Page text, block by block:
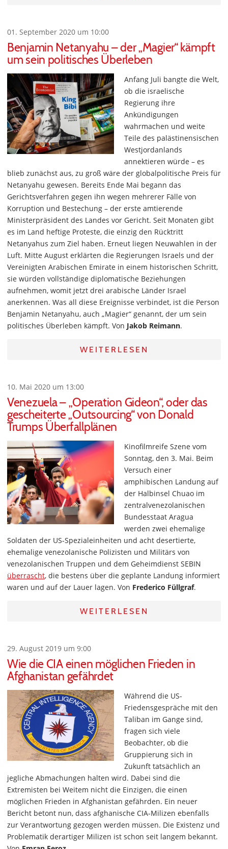
01. September 2020 um 10:00
Benjamin Netanyahu – der „Magier“ kämpft
um sein politisches Überleben
Anfang Juli bangte die Welt,
ob die israelische
Regierung ihre
Ankündigungen
wahrmachen und weite
Teile des palästinensischen
Westjordanlands
annektieren würde – es
blieb zunächst aus, zu groß wäre der globalpolitische Preis für
Netanyahu gewesen. Bereits Ende Mai begann das
Gerichtsverfahren gegen ihn wegen mehrerer Fälle von
Korruption und Bestechung – der erste amtierende
Ministerpräsident des Landes vor Gericht. Seit Monaten gibt
es im Land heftige Proteste, die einzig den Rücktritt
Netanyahus zum Ziel haben. Erneut liegen Neuwahlen in der
Luft. Mitte August erklärten die Regierungen Israels und der
Vereinigten Arabischen Emirate in einem historischen Schritt,
sie würden vollständige diplomatische Beziehungen
aufnehmen, womit jetzt drei arabische Länder Israel
anerkennen. Was all diese Ereignisse verbindet, ist die Person
Benjamin Netanyahu, auch „Magier“ genannt, der um sein
politisches Überleben kämpft. Von Jakob Reimann.
WEITERLESEN
10. Mai 2020 um 13:00
Venezuela – „Operation Gideon“, oder das
gescheiterte „Outsourcing“ von Donald
Trumps Überfallplänen
Kinofilmreife Szene vom
Sonntag, den 3. Mai. Beim
Versuch einer
amphibischen Landung auf
der Halbinsel Chuao im
zentralvenezolanischen
Bundesstaat Aragua
werden zwei ehemalige
Soldaten der US-Spezialeinheiten und acht desertierte,
ehemalige venezolanische Polizisten und Militärs von
venezolanischen Truppen und dem Geheimdienst SEBIN
überrascht, die bestens über die geplante Landung informiert
waren und auf der Lauer lagen. Von Frederico Füllgraf.
WEITERLESEN
29. August 2019 um 9:00
Wie die CIA einen möglichen Frieden in
Afghanistan gefährdet
Während die US-
Friedensgespräche mit den
Taliban im Gange sind,
fragen sich viele
Beobachter, ob die
Gruppierung sich in
Zukunft tatsächlich an
jegliche Abmachungen halten wird. Dabei sind die
Extremisten bei Weitem nicht die Einzigen, die einen
möglichen Frieden in Afghanistan gefährden. Ein neuer
Bericht betont nun, dass afghanische CIA-Milizen ebenfalls
zur Verantwortung gezogen werden müssen. Die Existenz und
Problematik derartiger Milizen ist schon seit langem bekannt.